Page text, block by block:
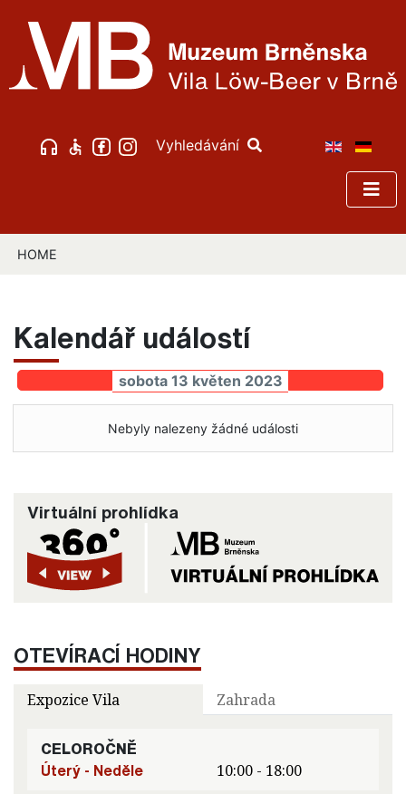
Vyhledávání
HOME
Kalendář událostí
sobota 13 květen 2023
Nebyly nalezeny žádné události
Virtuální prohlídka
OTEVÍRACÍ HODINY
Expozice Vila Zahrada
CELOROČNĚ
Úterý - Neděle
10:00 - 18:00